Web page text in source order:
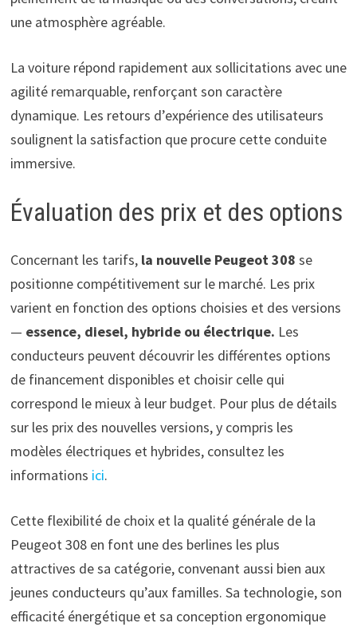
une atmosphère agréable.
La voiture répond rapidement aux sollicitations avec une
agilité remarquable, renforçant son caractère
dynamique. Les retours d’expérience des utilisateurs
soulignent la satisfaction que procure cette conduite
immersive.
Évaluation des prix et des options
Concernant les tarifs, la nouvelle Peugeot 308 se
positionne compétitivement sur le marché. Les prix
varient en fonction des options choisies et des versions
— essence, diesel, hybride ou électrique. Les
conducteurs peuvent découvrir les différentes options
de financement disponibles et choisir celle qui
correspond le mieux à leur budget. Pour plus de détails
sur les prix des nouvelles versions, y compris les
modèles électriques et hybrides, consultez les
informations ici.
Cette flexibilité de choix et la qualité générale de la
Peugeot 308 en font une des berlines les plus
attractives de sa catégorie, convenant aussi bien aux
jeunes conducteurs qu’aux familles. Sa technologie, son
efficacité énergétique et sa conception ergonomique